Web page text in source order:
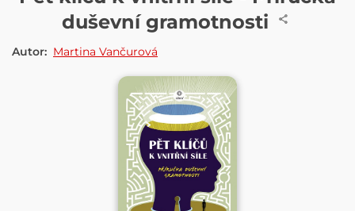
duševní gramotnosti
Autor: Martina Vančurová